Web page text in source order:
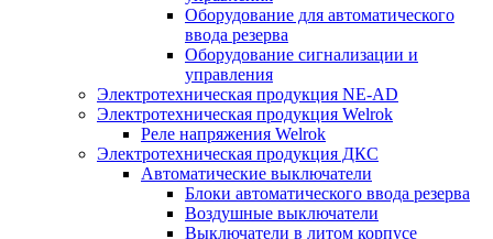
Оборудование для автоматического
ввода резерва
Оборудование сигнализации и
управления
Электротехническая продукция NE-AD
Электротехническая продукция Welrok
Реле напряжения Welrok
Электротехническая продукция ДКС
Автоматические выключатели
Блоки автоматического ввода резерва
Воздушные выключатели
Выключатели в литом корпусе